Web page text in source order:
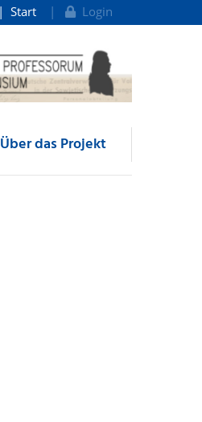
Start Login
Über das Projekt